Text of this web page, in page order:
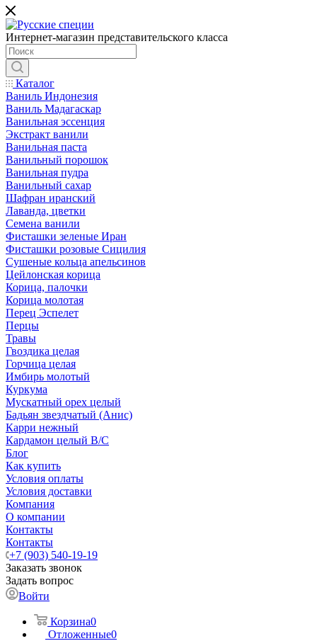
Интернет-магазин представительского класса
Каталог
Ваниль Индонезия
Ваниль Мадагаскар
Ванильная эссенция
Экстракт ванили
Ванильная паста
Ванильный порошок
Ванильная пудра
Ванильный сахар
Шафран иранский
Лаванда, цветки
Семена ванили
Фисташки зеленые Иран
Фисташки розовые Сицилия
Сушеные кольца апельсинов
Цейлонская корица
Корица, палочки
Корица молотая
Перец Эспелет
Перцы
Травы
Гвоздика целая
Горчица целая
Имбирь молотый
Куркума
Мускатный орех целый
Бадьян звездчатый (Анис)
Карри нежный
Кардамон целый В/С
Блог
Как купить
Условия оплаты
Условия доставки
Компания
О компании
Контакты
Контакты
+7 (903) 540-19-19
Заказать звонок
Задать вопрос
Войти
Корзина0
Отложенные0